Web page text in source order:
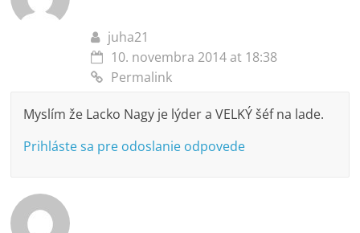
juha21
10. novembra 2014 at 18:38
Permalink
Myslím že Lacko Nagy je lýder a VELKÝ šéf na lade.
Prihláste sa pre odoslanie odpovede